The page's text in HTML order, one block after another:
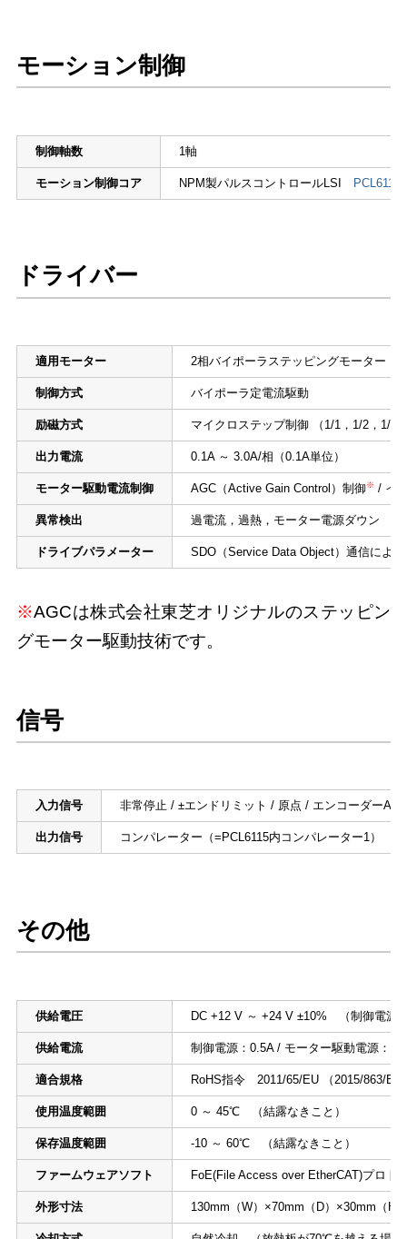
モーション制御
制御軸数 1軸
モーション制御コア NPM製パルスコントロールLSI PCL6115
ドライバー
適用モーター 2相バイポーラステッピングモーター
制御方式 バイポーラ定電流駆動
励磁方式 マイクロステップ制御 （1/1，1/2，1/4
出力電流 0.1A ～ 3.0A/相（0.1A単位）
モーター駆動電流制御 AGC（Active Gain Control）制御※ / イ
異常検出 過電流，過熱，モーター電源ダウン
ドライブパラメーター SDO（Service Data Object）通信によ
※AGCは株式会社東芝オリジナルのステッピン
グモーター駆動技術です。
信号
入力信号 非常停止 / ±エンドリミット / 原点 / エンコーダーA相
出力信号 コンパレーター（=PCL6115内コンパレーター1）
その他
供給電圧 DC +12 V ～ +24 V ±10% （制御電源 /
供給電流 制御電源：0.5A / モーター駆動電源：6A
適合規格 RoHS指令 2011/65/EU （2015/863/EU
使用温度範囲 0 ～ 45℃ （結露なきこと）
保存温度範囲 -10 ～ 60℃ （結露なきこと）
ファームウェアソフト FoE(File Access over EtherCAT)プロト
外形寸法 130mm（W）×70mm（D）×30mm（H）